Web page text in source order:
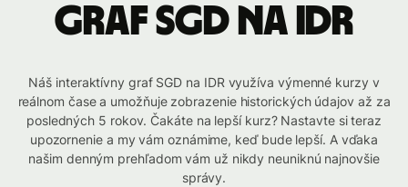
graf SGD na IDR
Náš interaktívny graf SGD na IDR využíva výmenné kurzy v
reálnom čase a umožňuje zobrazenie historických údajov až za
posledných 5 rokov. Čakáte na lepší kurz? Nastavte si teraz
upozornenie a my vám oznámime, keď bude lepší. A vďaka
našim denným prehľadom vám už nikdy neuniknú najnovšie
správy.